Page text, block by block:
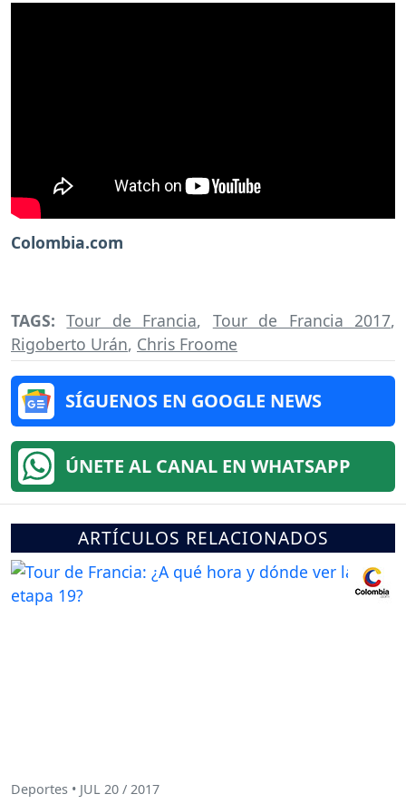
Colombia.com
TAGS:Tour de Francia, Tour de Francia 2017,
Rigoberto Urán, Chris Froome
SÍGUENOS EN GOOGLE NEWS
ÚNETE AL CANAL EN WHATSAPP
ARTÍCULOS RELACIONADOS
Deportes • JUL 20 / 2017